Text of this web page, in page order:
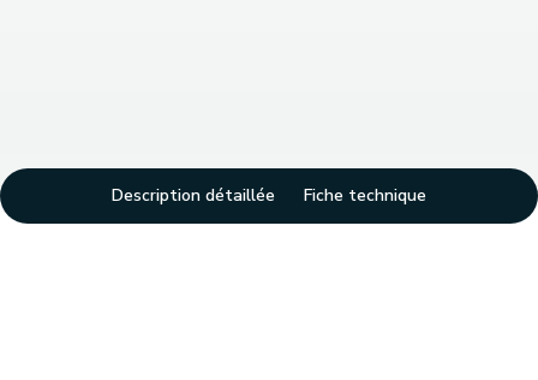
Description détaillée Fiche technique